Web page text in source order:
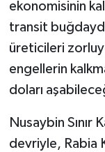
ekonomisinin
transit
üreticileri
engellerin
doları
Nusaybin Sınır
devriyle, Rabia